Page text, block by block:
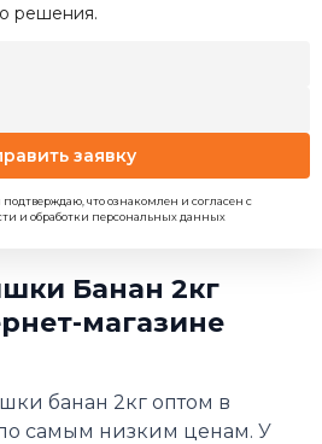
решения.
заявку
что ознакомлен и согласен с
и обработки персональных данных
Банан 2кг
магазине
банан 2кг оптом в
самым низким ценам. У